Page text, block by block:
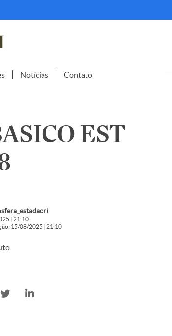
Notícias Contato
EST
| 21:10
15/08/2025 | 21:10